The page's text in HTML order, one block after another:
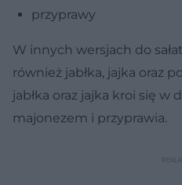
przyprawy
W innych wersjach do
również jabłka, jajka oraz
jabłka oraz jajka kroi się w
majonezem i przyprawia.